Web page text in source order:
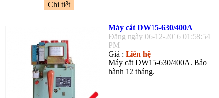
Chi tiết
Máy cắt DW15-630/400A
Đăng ngày 06-12-2016 01:58:54
PM
Giá : Liên hệ
Máy cắt DW15-630/400A. Bảo
hành 12 tháng.